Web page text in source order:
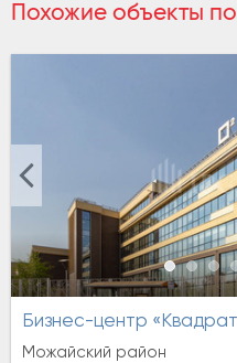
Похожие объекты
Бизнес-центр
Можайский район